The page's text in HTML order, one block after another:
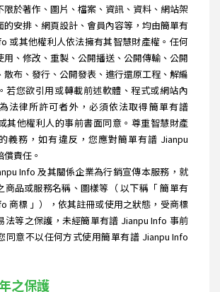
限於著作、圖片、檔案、資訊、資料、網站架
的安排、網頁設計、會員內容等，均由簡單有
或其他權利人依法擁有其智慧財產權。任何
用、修改、重製、公開播送、公開傳輸、公開
散布、發行、公開發表、進行還原工程、解編
若您欲引用或轉載前述軟體、程式或網站內
法律所許可者外，必須依法取得簡單有譜
其他權利人的事前書面同意。尊重智慧財產
義務，如有違反，您應對簡單有譜 Jianpu
責任。
Info 及其關係企業為行銷宣傳本服務，就
商品或服務名稱、圖樣等（ 以下稱「 簡單有
商標 」），依其註冊或使用之狀態，受商標
法等之保護，未經簡單有譜 Jianpu Info 事前
同意不以任何方式使用簡單有譜 Jianpu Info
之保護